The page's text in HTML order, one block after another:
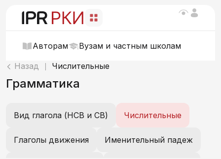
Авторам Вузам и частным школам
Назад Числительные
Грамматика
Вид глагола (НСВ и СВ) Числительные
Глаголы движения Именительный падеж